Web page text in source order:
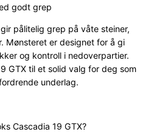
godt grep
pålitelig grep på våte steiner,
Mønsteret er designet for å gi
og kontroll i nedoverpartier.
GTX til et solid valg for deg som
underlag.
Cascadia 19 GTX?